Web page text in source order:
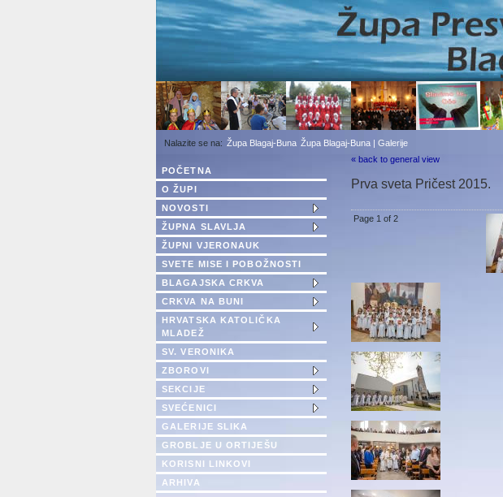
Župa Blagaj-Buna Župa Blagaj-Buna | Galerije
« back to general view
Prva sveta Pričest 2015.
Page 1 of 2
POČETNA
O ŽUPI
NOVOSTI
ŽUPNA SLAVLJA
ŽUPNI VJERONAUK
SVETE MISE I POBOŽNOSTI
BLAGAJSKA CRKVA
CRKVA NA BUNI
HRVATSKA KATOLIČKA
MLADEŽ
SV. VERONIKA
ZBOROVI
SEKCIJE
SVEĆENICI
GALERIJE SLIKA
GROBLJE U ORTIJEŠU
KORISNI LINKOVI
ARHIVA